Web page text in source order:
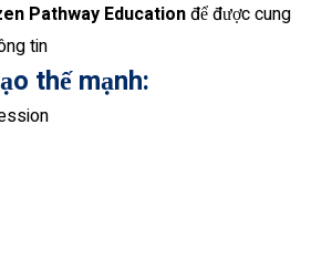
Pathway Educationđể được cung
tin
thế mạnh: